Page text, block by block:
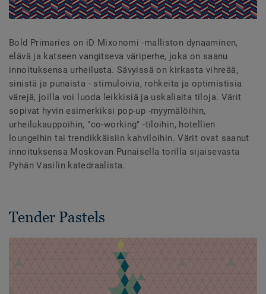
Bold Primaries on iD Mixonomi -malliston dynaaminen,
elävä ja katseen vangitseva väriperhe, joka on saanu
innoituksensa urheilusta. Sävyissä on kirkasta vihreää,
sinistä ja punaista - stimuloivia, rohkeita ja optimistisia
värejä, joilla voi luoda leikkisiä ja uskaliaita tiloja. Värit
sopivat hyvin esimerkiksi pop-up -myymälöihin,
urheilukauppoihin, "co-working" -tiloihin, hotellien
loungeihin tai trendikkäisiin kahviloihin. Värit ovat saanut
innoituksensa Moskovan Punaisella torilla sijaisevasta
Pyhän Vasilin katedraalista.
Tender Pastels